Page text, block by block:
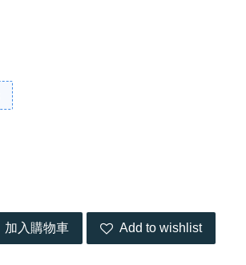
加入購物車 Add to wishlist